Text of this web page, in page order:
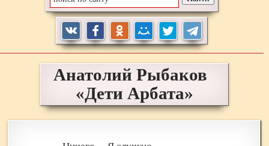
Анатолий Рыбаков
«Дети Арбата»